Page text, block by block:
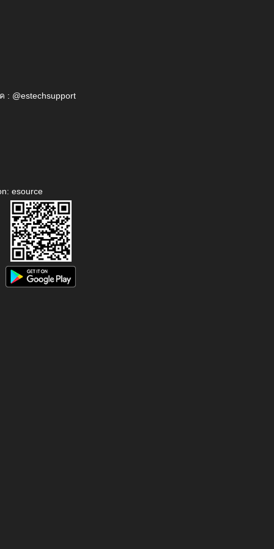
: @estechsupport
esource